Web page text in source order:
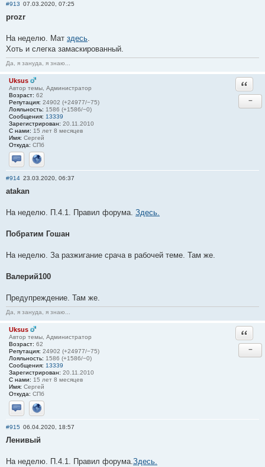
#913 07.03.2020, 07:25
prozr
На неделю. Мат здесь.
Хоть и слегка замаскированный.
Да, я зануда, я знаю...
Uksus
Автор темы, Администратор
Возраст: 62
Репутация: 24902 (+24977/−75)
Лояльность: 1586 (+1586/−0)
Сообщения: 13339
Зарегистрирован: 20.11.2010
С нами: 15 лет 8 месяцев
Имя: Сергей
Откуда: СПб
Отправить личное сообщение
Сайт
−
#914 23.03.2020, 06:37
atakan
На неделю. П.4.1. Правил форума. Здесь.
Побратим Гошан
На неделю. За разжигание срача в рабочей теме. Там же.
Валерий100
Предупреждение. Там же.
Да, я зануда, я знаю...
Uksus
Автор темы, Администратор
Возраст: 62
Репутация: 24902 (+24977/−75)
Лояльность: 1586 (+1586/−0)
Сообщения: 13339
Зарегистрирован: 20.11.2010
С нами: 15 лет 8 месяцев
Имя: Сергей
Откуда: СПб
Отправить личное сообщение
Сайт
−
#915 06.04.2020, 18:57
Ленивый
На неделю. П.4.1. Правил форума.Здесь.